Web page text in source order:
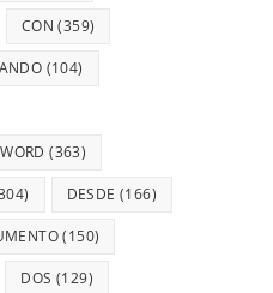
CON (359)
(104)
(363)
DESDE (166)
(150)
DOS (129)